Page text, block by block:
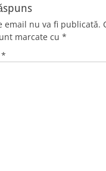
email nu va fi publicată.
marcate cu *
*